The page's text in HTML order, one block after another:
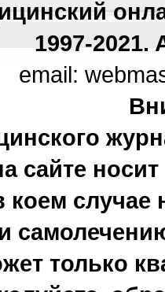
1997-2021.
email:
сайте
коем
только